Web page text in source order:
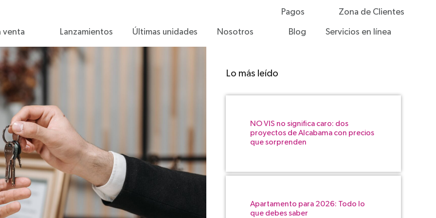
Pagos Zona de Clientes
venta Lanzamientos Últimas unidades Nosotros Blog Servicios en línea
Lo más leído
NO VIS no significa caro: dos
proyectos de Alcabama con precios
que sorprenden
Apartamento para 2026: Todo lo
que debes saber